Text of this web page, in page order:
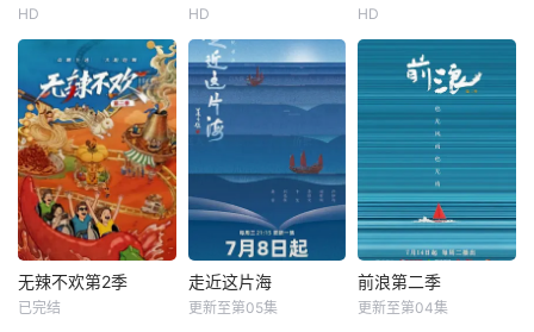
HD HD HD
无辣不欢第2季
已完结
走近这片海
更新至第05集
前浪第二季
更新至第04集